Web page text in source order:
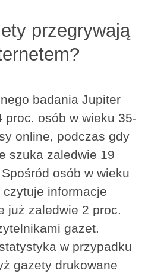
przegrywają
badania Jupiter
proc. osób w wieku 35-
online, podczas gdy
szuka zaledwie 19
osób w wieku
informacje
już zaledwie 2 proc.
gazet.
w przypadku
gazety drukowane